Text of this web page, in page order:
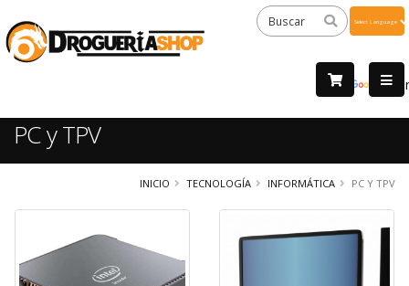
by
PC y TPV
INICIO TECNOLOGÍA INFORMÁTICA PC Y TPV